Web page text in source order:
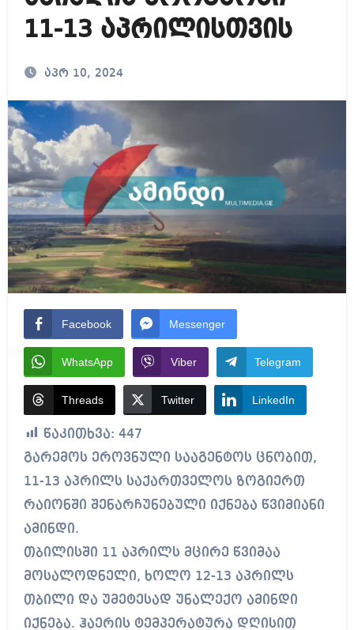
11-13 აპრილისთვის
აპრ 10, 2024
Facebook Messenger
WhatsApp Viber Telegram
Threads Twitter LinkedIn
წაკითხვა: 447
გარემოს ეროვნული სააგენტოს ცნობით,
11-13 აპრილს საქართველოს ზოგიერთ
რაიონში შენარჩუნებული იქნება წვიმიანი
ამინდი.
თბილისში 11 აპრილს მცირე წვიმაა
მოსალოდნელი, ხოლო 12-13 აპრილს
თბილი და უმეტესად უნალექო ამინდი
იქნება. ჰაერის ტემპერატურა დღისით